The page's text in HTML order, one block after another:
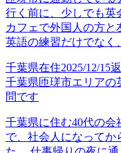
行く前に、少しでも英
カフェで外国人の方と
英語の練習だけでなく
千葉県在住2025/12/15
千葉県匝瑳市エリアの
問です
千葉県に住む40代の
で、社会人になってか